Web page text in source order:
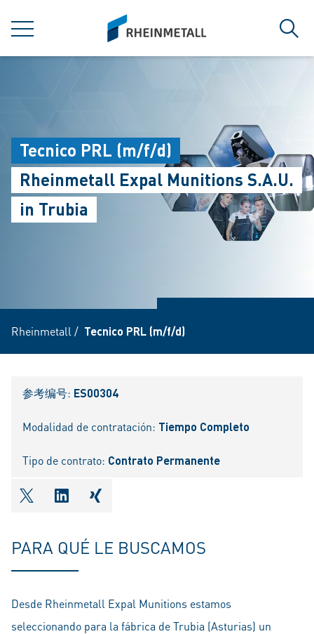
菜单
siteLogo
搜索
Tecnico PRL (m/f/d)
Rheinmetall Expal Munitions S.A.U.
in Trubia
Rheinmetall / Tecnico PRL (m/f/d)
参考编号: ES00304
Modalidad de contratación: Tiempo Completo
Tipo de contrato: Contrato Permanente
shareOntwitter
shareOnlinkedIn
shareOnxing
PARA QUÉ LE BUSCAMOS
Desde Rheinmetall Expal Munitions estamos
seleccionando para la fábrica de Trubia (Asturias) un